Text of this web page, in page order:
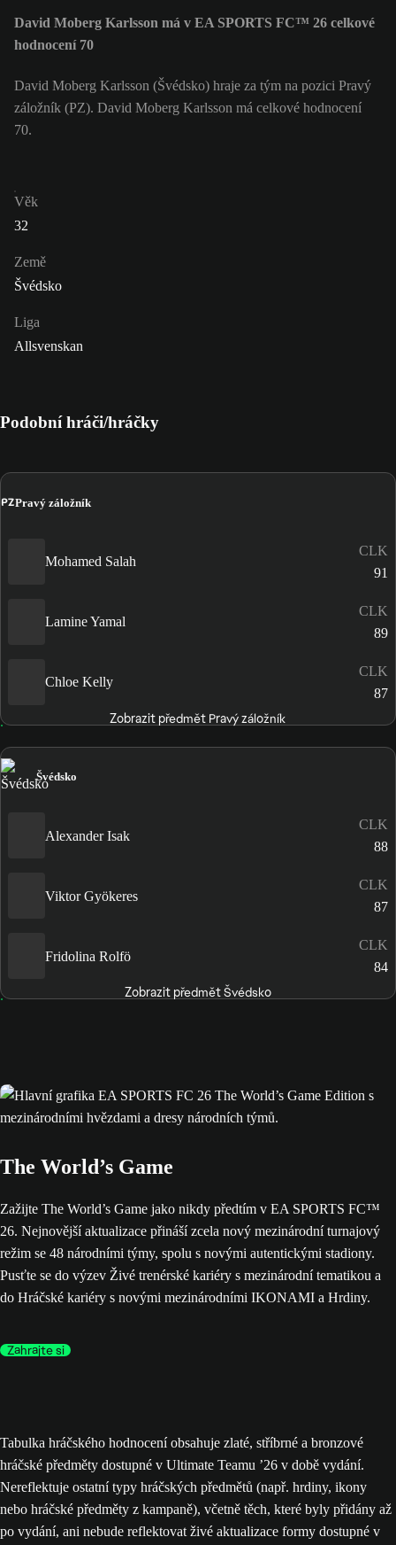
David Moberg Karlsson má v EA SPORTS FC™ 26 celkové
hodnocení 70
David Moberg Karlsson (Švédsko) hraje za tým na pozici Pravý
záložník (PZ). David Moberg Karlsson má celkové hodnocení
70.
Věk
32
Země
Švédsko
Liga
Allsvenskan
Podobní hráči/hráčky
PZPravý záložník
Mohamed Salah
CLK
91
Lamine Yamal
CLK
89
Chloe Kelly
CLK
87
Zobrazit předmět Pravý záložník
Švédsko
Alexander Isak
CLK
88
Viktor Gyökeres
CLK
87
Fridolina Rolfö
CLK
84
Zobrazit předmět Švédsko
The World’s Game
Zažijte The World’s Game jako nikdy předtím v EA SPORTS FC™
26. Nejnovější aktualizace přináší zcela nový mezinárodní turnajový
režim se 48 národními týmy, spolu s novými autentickými stadiony.
Pusťte se do výzev Živé trenérské kariéry s mezinárodní tematikou a
do Hráčské kariéry s novými mezinárodními IKONAMI a Hrdiny.
Zahrajte si
Tabulka hráčského hodnocení obsahuje zlaté, stříbrné a bronzové
hráčské předměty dostupné v Ultimate Teamu ’26 v době vydání.
Nereflektuje ostatní typy hráčských předmětů (např. hrdiny, ikony
nebo hráčské předměty z kampaně), včetně těch, které byly přidány až
po vydání, ani nebude reflektovat živé aktualizace formy dostupné v